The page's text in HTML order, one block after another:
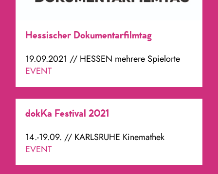
Hessischer Dokumentarfilmtag
19.09.2021 // HESSEN mehrere Spielorte
EVENT
dokKa Festival 2021
14.-19.09. // KARLSRUHE Kinemathek
EVENT